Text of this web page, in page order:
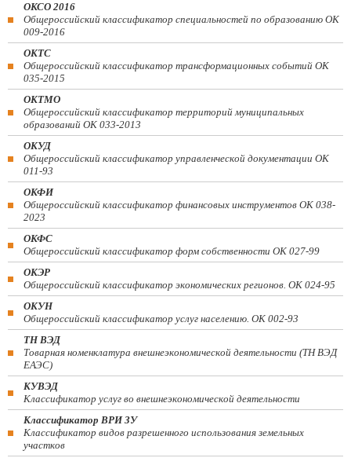
ОКСО 2016
Общероссийский классификатор специальностей по образованию ОК
009-2016
ОКТС
Общероссийский классификатор трансформационных событий ОК
035-2015
ОКТМО
Общероссийский классификатор территорий муниципальных
образований ОК 033-2013
ОКУД
Общероссийский классификатор управленческой документации ОК
011-93
ОКФИ
Общероссийский классификатор финансовых инструментов OK 038-
2023
ОКФС
Общероссийский классификатор форм собственности ОК 027-99
ОКЭР
Общероссийский классификатор экономических регионов. ОК 024-95
ОКУН
Общероссийский классификатор услуг населению. ОК 002-93
ТН ВЭД
Товарная номенклатура внешнеэкономической деятельности (ТН ВЭД
ЕАЭС)
КУВЭД
Классификатор услуг во внешнеэкономической деятельности
Классификатор ВРИ ЗУ
Классификатор видов разрешенного использования земельных
участков